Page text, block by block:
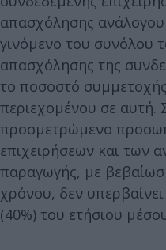
απασχόλησης
γινόμενο του συνόλου
απασχόλησης της
το ποσοστό
περιεχομένου σε αυτή.
προσμετρώμενο
επιχειρήσεων και των
παραγωγής, με
χρόνου, δεν
(40%) του ετήσιου